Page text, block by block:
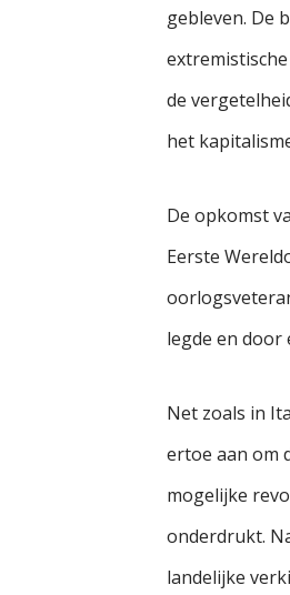
gebleven. De
de
het
De opkomst
Eerste
legde en door
Net zoals in
ertoe aan om
mogelijke
onderdrukt.
landelijke